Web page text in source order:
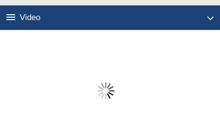
Video